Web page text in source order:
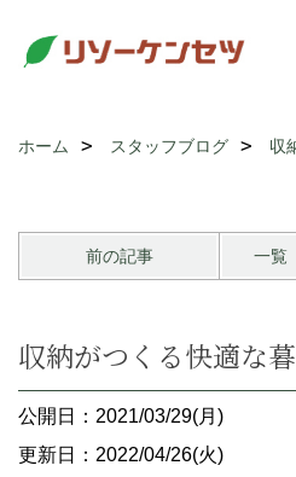
ホーム スタッフブログ 収
前の記事 一覧
収納がつくる快適な
公開日：2021/03/29(月)
更新日：2022/04/26(火)